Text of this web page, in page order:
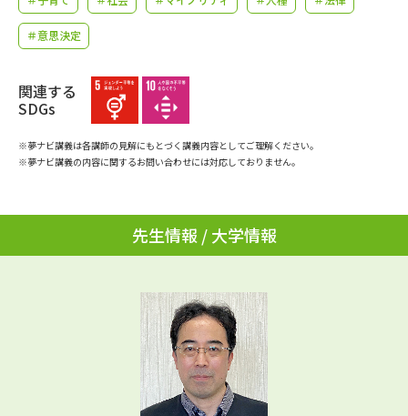
学問のミニ講義「夢ナビ講義」 学問分野解説
ユーザーサポート
Ｑ＆Ａ よくあるご質問 大学進学IDについて
受付内容・発送状況の確認
テレメール
テレメール進学カタログ
訂正のご案内
＃意思決定
関連する
SDGs
※夢ナビ講義は各講師の見解にもとづく講義内容としてご理解ください。
※夢ナビ講義の内容に関するお問い合わせには対応しておりません。
先生情報 / 大学情報